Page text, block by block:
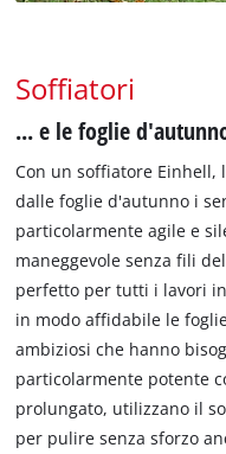
Soffiatori
... e le foglie
Con un soffiatore
dalle foglie d'autunno i
particolarmente agile e
maneggevole senza fili
perfetto per tutti i lavori
in modo affidabile le
ambiziosi che hanno
particolarmente potente
prolungato, utilizzano il
per pulire senza sforzo